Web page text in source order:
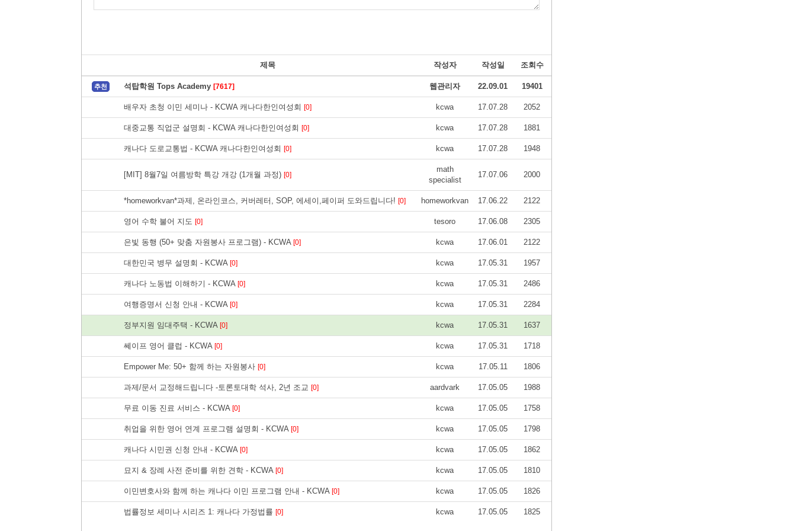
제목 작성자 작성일 조회수
추천 석탑학원 Tops Academy [7617] 웹관리자 22.09.01 19401
배우자 초청 이민 세미나 - KCWA 캐나다한인여성회 [0] kcwa 17.07.28 2052
대중교통 직업군 설명회 - KCWA 캐나다한인여성회 [0] kcwa 17.07.28 1881
캐나다 도로교통법 - KCWA 캐나다한인여성회 [0] kcwa 17.07.28 1948
[MIT] 8월7일 여름방학 특강 개강 (1개월 과정) [0]
math
specialist
17.07.06 2000
*homeworkvan*과제, 온라인코스, 커버레터, SOP, 에세이,페이퍼 도와드립니다! [0] homeworkvan 17.06.22 2122
영어 수학 불어 지도 [0] tesoro 17.06.08 2305
은빛 동행 (50+ 맞춤 자원봉사 프로그램) - KCWA [0] kcwa 17.06.01 2122
대한민국 병무 설명회 - KCWA [0] kcwa 17.05.31 1957
캐나다 노동법 이해하기 - KCWA [0] kcwa 17.05.31 2486
여행증명서 신청 안내 - KCWA [0] kcwa 17.05.31 2284
정부지원 임대주택 - KCWA [0] kcwa 17.05.31 1637
쎄이프 영어 클럽 - KCWA [0] kcwa 17.05.31 1718
Empower Me: 50+ 함께 하는 자원봉사 [0] kcwa 17.05.11 1806
과제/문서 교정해드립니다 -토론토대학 석사, 2년 조교 [0] aardvark 17.05.05 1988
무료 이동 진료 서비스 - KCWA [0] kcwa 17.05.05 1758
취업을 위한 영어 연계 프로그램 설명회 - KCWA [0] kcwa 17.05.05 1798
캐나다 시민권 신청 안내 - KCWA [0] kcwa 17.05.05 1862
묘지 & 장례 사전 준비를 위한 견학 - KCWA [0] kcwa 17.05.05 1810
이민변호사와 함께 하는 캐나다 이민 프로그램 안내 - KCWA [0] kcwa 17.05.05 1826
법률정보 세미나 시리즈 1: 캐나다 가정법률 [0] kcwa 17.05.05 1825